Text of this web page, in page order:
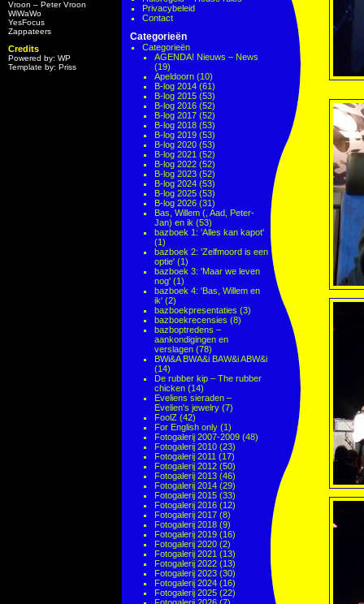
Vroon – Peter Vroon
WiWaWo
YesFocus
Zappateers
Credits
Powered by: WP
Template by: Priss
Privacybeleid
Contact
Categorieën
Categorieën
AGENDA! Nieuws – News
(19)
Apeldoorn (10)
B-log 2014 (61)
B-log 2015 (53)
B-log 2016 (52)
B-log 2017 (52)
B-log 2018 (53)
B-log 2019 (53)
B-log 2020 (53)
B-log 2021 (52)
B-log 2022 (52)
B-log 2023 (52)
B-log 2024 (53)
B-log 2025 (53)
B-log 2026 (31)
Bas, Willem (, Aad, Peter-
Jan) en ik (53)
bazboek 1: 'Alles kan kapot'
(1)
bazboek 2: 'Zelfmoord is een
optie' (1)
bazboek 3: 'Maar we leven
nog' (1)
bazboek 4: 'Bas, Willem en
ik' (2)
bazboekpresentaties (3)
bazboekrecensies (8)
bazboptredens –
aankondigingen en
verslagen (78)
BWi&A BWA&i BAW&i ABW&i
(14)
De rubber kip – The rubber
chicken (14)
Eveliens sieraden –
Evelien's jewelry (7)
FoolZ (42)
For English only (1)
Fotogalerij 2007-2009 (48)
Fotogalerij 2010 (23)
Fotogalerij 2011 (17)
Fotogalerij 2012 (50)
Fotogalerij 2013 (46)
Fotogalerij 2014 (29)
Fotogalerij 2015 (33)
Fotogalerij 2016 (12)
Fotogalerij 2017 (8)
Fotogalerij 2018 (9)
Fotogalerij 2019 (16)
Fotogalerij 2020 (2)
Fotogalerij 2021 (13)
Fotogalerij 2022 (13)
Fotogalerij 2023 (30)
Fotogalerij 2024 (16)
Fotogalerij 2025 (22)